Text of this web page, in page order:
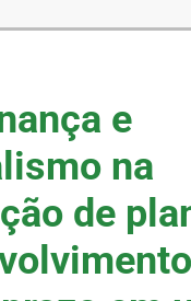
e
na
de